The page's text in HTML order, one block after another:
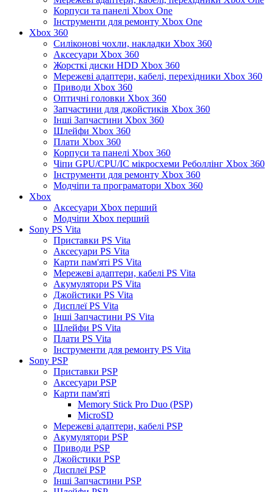
Корпуси та панелі Xbox One
Інструменти для ремонту Xbox One
Xbox 360
Силіконові чохли, накладки Xbox 360
Аксесуари Xbox 360
Жорсткі диски HDD Xbox 360
Мережеві адаптери, кабелі, перехідники Xbox 360
Приводи Xbox 360
Оптичні головки Xbox 360
Запчастини для джойстиків Xbox 360
Інші Запчастини Xbox 360
Шлейфи Xbox 360
Плати Xbox 360
Корпуси та панелі Xbox 360
Чіпи GPU/CPU/IC мікросхеми Реболлінг Xbox 360
Інструменти для ремонту Xbox 360
Модчіпи та програматори Xbox 360
Xbox
Аксесуари Xbox перший
Модчіпи Xbox перший
Sony PS Vita
Приставки PS Vita
Аксесуари PS Vita
Карти пам'яті PS Vita
Мережеві адаптери, кабелі PS Vita
Акумулятори PS Vita
Джойстики PS Vita
Дисплеї PS Vita
Інші Запчастини PS Vita
Шлейфи PS Vita
Плати PS Vita
Інструменти для ремонту PS Vita
Sony PSP
Приставки PSP
Аксесуари PSP
Карти пам'яті
Memory Stick Pro Duo (PSP)
MicroSD
Мережеві адаптери, кабелі PSP
Акумулятори PSP
Приводи PSP
Джойстики PSP
Дисплеї PSP
Інші Запчастини PSP